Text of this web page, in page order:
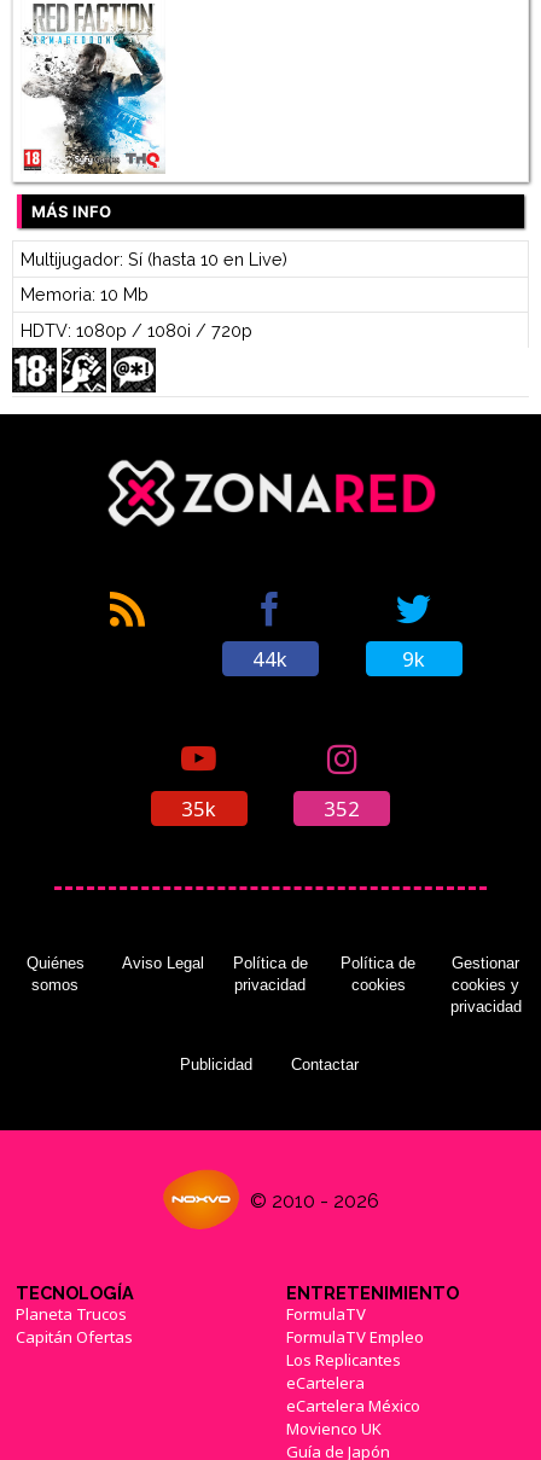
MÁS INFO
Multijugador: Sí (hasta 10 en Live)
Memoria: 10 Mb
HDTV: 1080p / 1080i / 720p
44k 9k
35k 352
Quiénes
somos
Aviso Legal
Política de
privacidad
Política de
cookies
Gestionar
cookies y
privacidad
Publicidad Contactar
© 2010 - 2026
TECNOLOGÍA
Planeta Trucos
Capitán Ofertas
ENTRETENIMIENTO
FormulaTV
FormulaTV Empleo
Los Replicantes
eCartelera
eCartelera México
Movienco UK
Guía de Japón